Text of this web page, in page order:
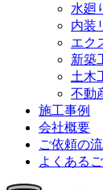
水廻
内装
エク
新築
土木
不動
施工事例
会社概要
ご依頼の
よくある